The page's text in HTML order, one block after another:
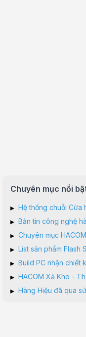
Chuyên mục nổi
▸ Hệ thống chuỗi Cửa
▸ Bản tin công nghệ
▸ Chuyên mục
▸ List sản phẩm Flash
▸ Build PC nhận chiết
▸ HACOM Xả Kho -
▸ Hàng Hiệu đã qua